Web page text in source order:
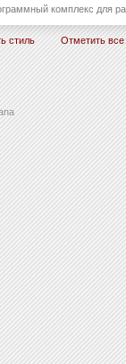
комплекс для
стиль Отметить